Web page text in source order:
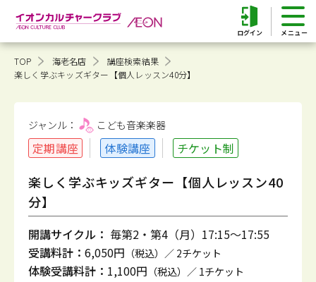
ログイン
TOP 海老名店
講座検索結果
楽しく学ぶキッズギター【個人レッスン40分】
ジャンル： こども音楽楽器
定期講座 体験講座 チケット制
楽しく学ぶキッズギター【個人レッスン40
分】
開講サイクル： 毎第2・第4（月）17:15～17:55
受講料計： 6,050円 （税込）／ 2チケット
体験受講料計： 1,100円 （税込）／ 1チケット